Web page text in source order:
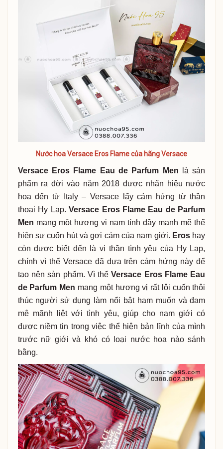
Nước hoa Versace Eros Flame của hãng Versace
Versace Eros Flame Eau de Parfum Men là sản
phẩm ra đời vào năm 2018 được nhãn hiệu nước
hoa đến từ Italy – Versace lấy cảm hứng từ thần
thoại Hy Lạp.Versace Eros Flame Eau de Parfum
Men mang một hương vị nam tính đầy mạnh mẽ thể
hiện sự cuốn hút và gợi cảm của nam giới. Eros hay
còn được biết đến là vị thần tình yêu của Hy Lạp,
chính vì thế Versace đã dựa trên cảm hứng này để
tạo nên sản phẩm. Vì thếVersace Eros Flame Eau
de Parfum Men mang một hương vị rất lôi cuốn thôi
thúc người sử dụng làm nổi bật ham muốn và đam
mê mãnh liệt với tình yêu, giúp cho nam giới có
được niềm tin trong việc thể hiện bản lĩnh của mình
trước nữ giới và khó có loại nước hoa nào sánh
bằng.